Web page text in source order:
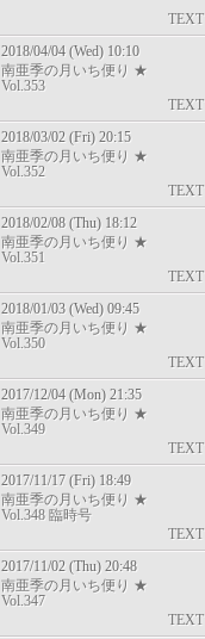
TEXT
2018/04/04 (Wed) 10:10
南亜季の月いち便り ★
Vol.353
TEXT
2018/03/02 (Fri) 20:15
南亜季の月いち便り ★
Vol.352
TEXT
2018/02/08 (Thu) 18:12
南亜季の月いち便り ★
Vol.351
TEXT
2018/01/03 (Wed) 09:45
南亜季の月いち便り ★
Vol.350
TEXT
2017/12/04 (Mon) 21:35
南亜季の月いち便り ★
Vol.349
TEXT
2017/11/17 (Fri) 18:49
南亜季の月いち便り ★
Vol.348 臨時号
TEXT
2017/11/02 (Thu) 20:48
南亜季の月いち便り ★
Vol.347
TEXT